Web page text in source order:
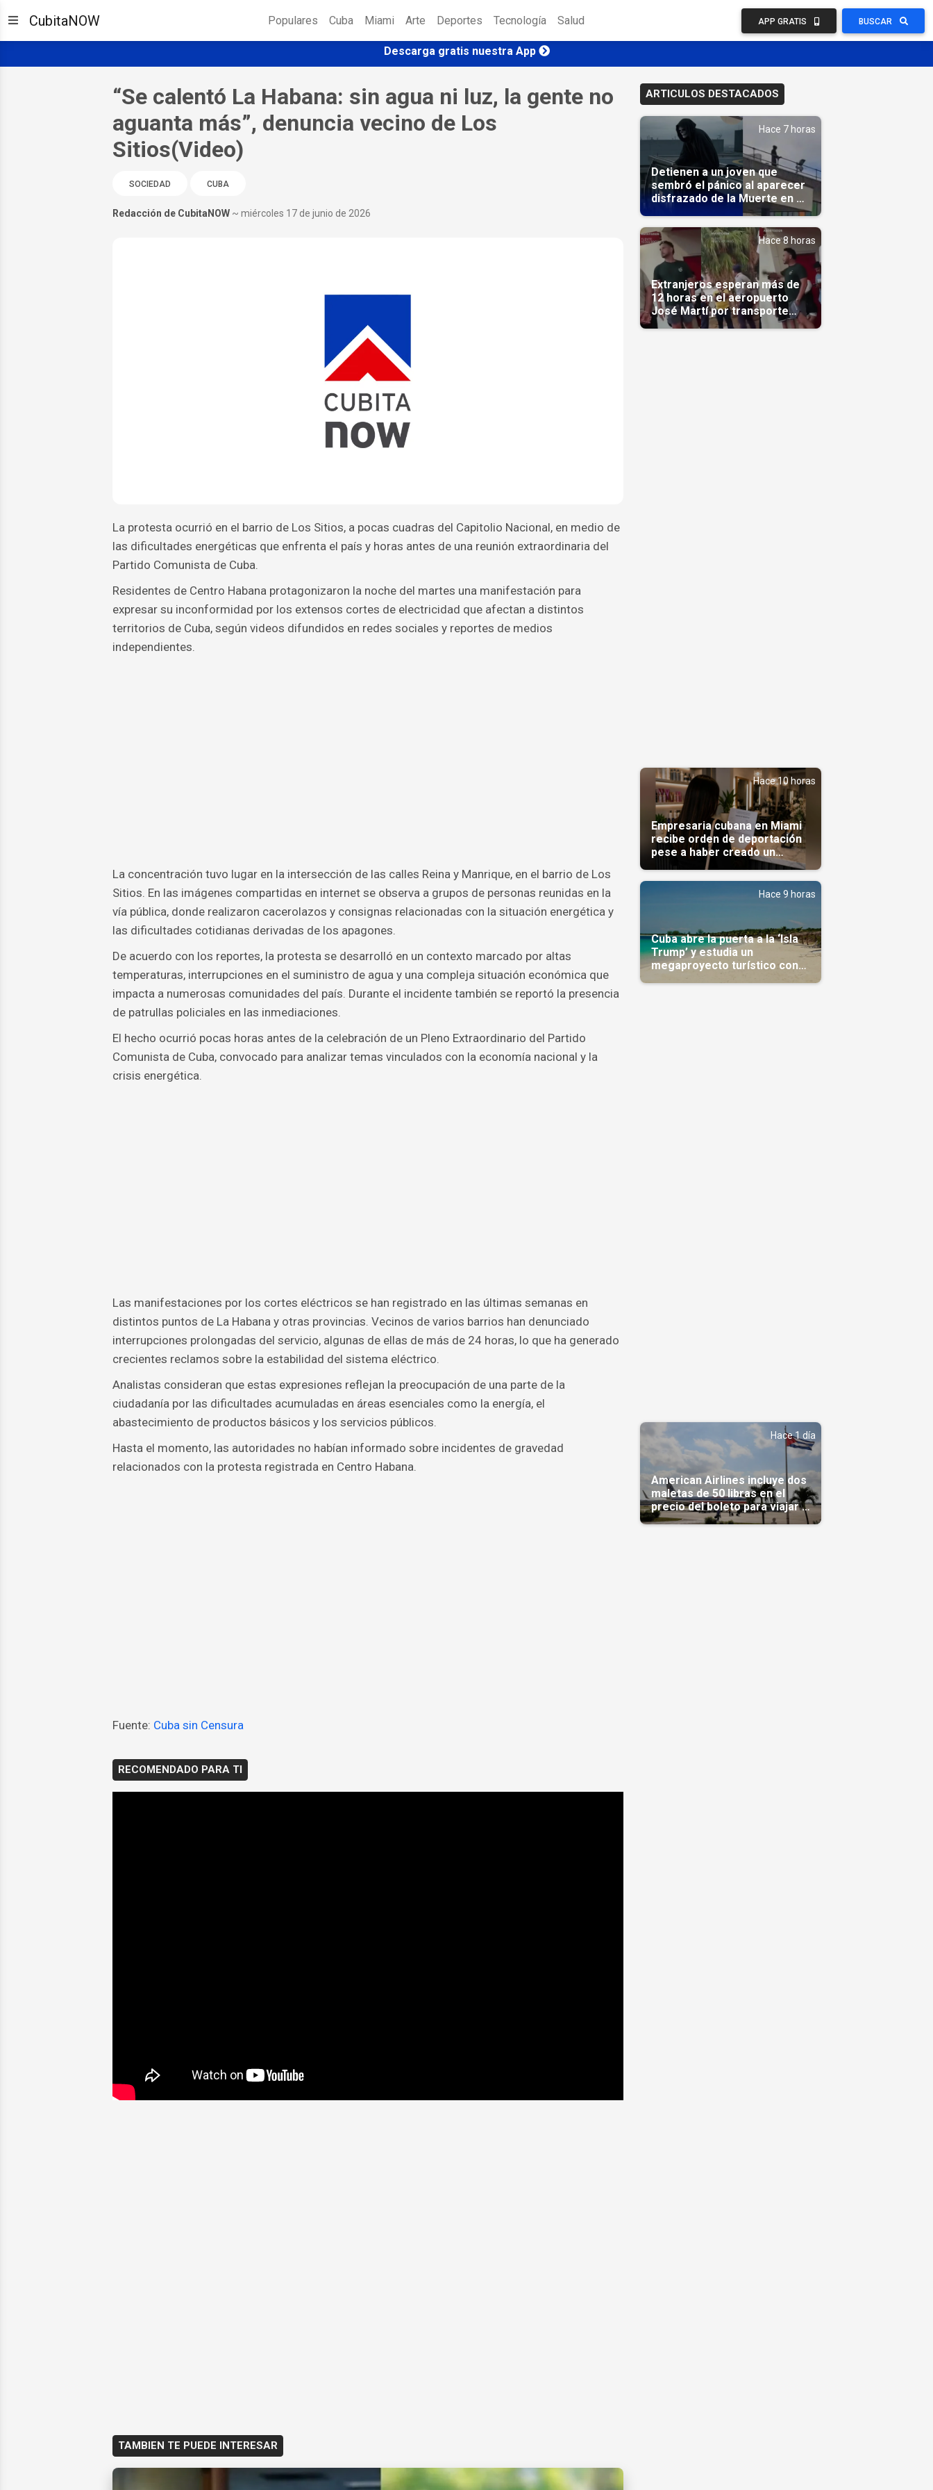
CubitaNOW Populares Cuba Miami Arte Deportes Tecnología Salud APP GRATIS BUSCAR
Descarga gratis nuestra App
“Se calentó La Habana: sin agua ni luz, la gente no
aguanta más”, denuncia vecino de Los
Sitios(Video)
SOCIEDAD CUBA
Redacción de CubitaNOW ~ miércoles 17 de junio de 2026
La protesta ocurrió en el barrio de Los Sitios, a pocas cuadras del Capitolio Nacional, en medio de
las dificultades energéticas que enfrenta el país y horas antes de una reunión extraordinaria del
Partido Comunista de Cuba.
Residentes de Centro Habana protagonizaron la noche del martes una manifestación para
expresar su inconformidad por los extensos cortes de electricidad que afectan a distintos
territorios de Cuba, según videos difundidos en redes sociales y reportes de medios
independientes.
La concentración tuvo lugar en la intersección de las calles Reina y Manrique, en el barrio de Los
Sitios. En las imágenes compartidas en internet se observa a grupos de personas reunidas en la
vía pública, donde realizaron cacerolazos y consignas relacionadas con la situación energética y
las dificultades cotidianas derivadas de los apagones.
De acuerdo con los reportes, la protesta se desarrolló en un contexto marcado por altas
temperaturas, interrupciones en el suministro de agua y una compleja situación económica que
impacta a numerosas comunidades del país. Durante el incidente también se reportó la presencia
de patrullas policiales en las inmediaciones.
El hecho ocurrió pocas horas antes de la celebración de un Pleno Extraordinario del Partido
Comunista de Cuba, convocado para analizar temas vinculados con la economía nacional y la
crisis energética.
Las manifestaciones por los cortes eléctricos se han registrado en las últimas semanas en
distintos puntos de La Habana y otras provincias. Vecinos de varios barrios han denunciado
interrupciones prolongadas del servicio, algunas de ellas de más de 24 horas, lo que ha generado
crecientes reclamos sobre la estabilidad del sistema eléctrico.
Analistas consideran que estas expresiones reflejan la preocupación de una parte de la
ciudadanía por las dificultades acumuladas en áreas esenciales como la energía, el
abastecimiento de productos básicos y los servicios públicos.
Hasta el momento, las autoridades no habían informado sobre incidentes de gravedad
relacionados con la protesta registrada en Centro Habana.
Fuente: Cuba sin Censura
RECOMENDADO PARA TI
TAMBIEN TE PUEDE INTERESAR
ARTICULOS DESTACADOS
Hace 7 horas
Detienen a un joven que
sembró el pánico al aparecer
disfrazado de la Muerte en un
Hace 8 horas
Extranjeros esperan más de
12 horas en el aeropuerto
José Martí por transporte
reservado semanas
Hace 10 horas
Empresaria cubana en Miami
recibe orden de deportación
pese a haber creado un
Hace 9 horas
Cuba abre la puerta a la ‘Isla
Trump’ y estudia un
megaproyecto turístico con
capital árabe
Hace 1 día
American Airlines incluye dos
maletas de 50 libras en el
precio del boleto para viajar a
Cuba en agosto